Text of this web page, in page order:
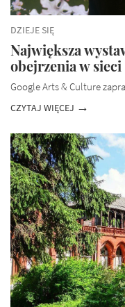
DZIEJE SIĘ
Największa
obejrzenia w sieci
Google Arts & Culture
CZYTAJ WIĘCEJ